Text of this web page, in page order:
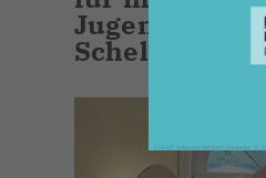
Jugenheim
Schellhaas